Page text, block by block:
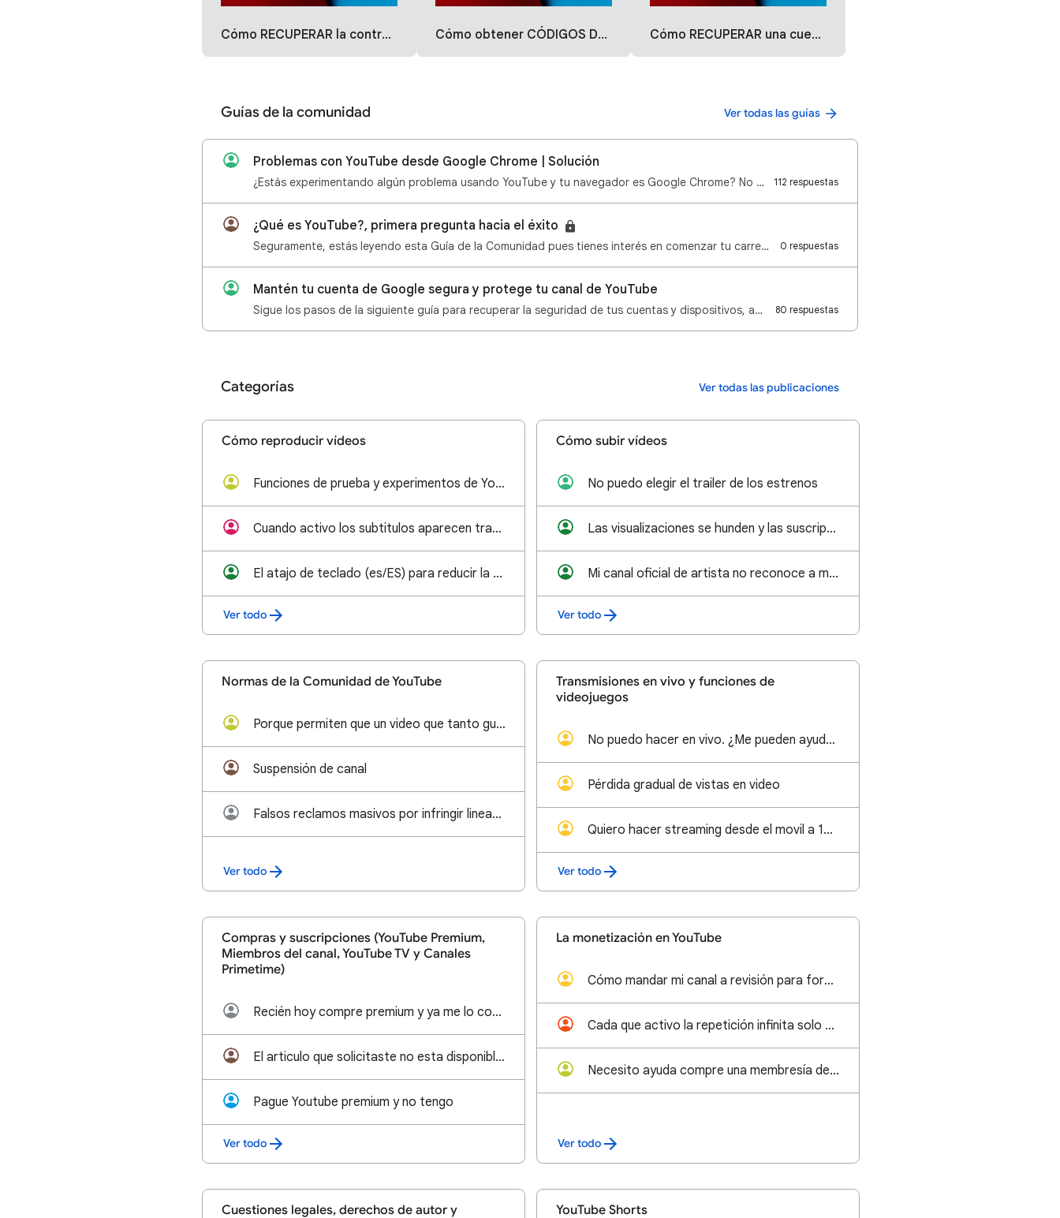
Cómo RECUPERAR la contraseña GMAIL o GOOGLE - ¿Es posible lograrlo? Conoce los mecanismos | [EGL] Cómo obtener CÓDIGOS DE RESPALDO de Google - Clave de seguridad de 8 dígitos | [EGL] Cómo RECUPERAR una cuenta GMAIL o GOOGLE eliminada - Antes de 15 días es posible | [EGL]
Guías de la comunidad Ver todas las guías
Problemas con YouTube desde Google Chrome | Solución
¿Estás experimentando algún problema usando YouTube y tu navegador es Google Chrome? No consigues re… 112 respuestas
¿Qué es YouTube?, primera pregunta hacia el éxito
Seguramente, estás leyendo esta Guía de la Comunidad pues tienes interés en comenzar tu carrera como… 0 respuestas
Mantén tu cuenta de Google segura y protege tu canal de YouTube
Sigue los pasos de la siguiente guía para recuperar la seguridad de tus cuentas y dispositivos, adem… 80 respuestas
Categorías Ver todas las publicaciones
Cómo reproducir vídeos
Funciones de prueba y experimentos de YouTube
Cuando activo los subtitulos aparecen traducidos por defecto a otro idioma
El atajo de teclado (es/ES) para reducir la velocidad de reproducción no funciona.
Ver todo
Cómo subir vídeos
No puedo elegir el trailer de los estrenos
Las visualizaciones se hunden y las suscripciones se estancan
Mi canal oficial de artista no reconoce a mi canal Topyc
Ver todo
Normas de la Comunidad de YouTube
Porque permiten que un video que tanto gusta no aumente sus visitas ante un malsano reporte
Suspensión de canal
Falsos reclamos masivos por infringir lineamientos de comunidad YouTube
Ver todo
Transmisiones en vivo y funciones de
videojuegos
No puedo hacer en vivo. ¿Me pueden ayudar?
Pérdida gradual de vistas en video
Quiero hacer streaming desde el movil a 1080p
Ver todo
Compras y suscripciones (YouTube Premium,
Miembros del canal, YouTube TV y Canales
Primetime)
Recién hoy compre premium y ya me lo cobraron cuando se debía cobrar el 3/10/2023
El articulo que solicitaste no esta disponible para la compra
Pague Youtube premium y no tengo
Ver todo
La monetización en YouTube
Cómo mandar mi canal a revisión para formar parte de YouTube partner?
Cada que activo la repetición infinita solo se repite una vez
Necesito ayuda compre una membresía de YouTube primiun por error y no la quiero
Ver todo
Cuestiones legales, derechos de autor y YouTube Shorts